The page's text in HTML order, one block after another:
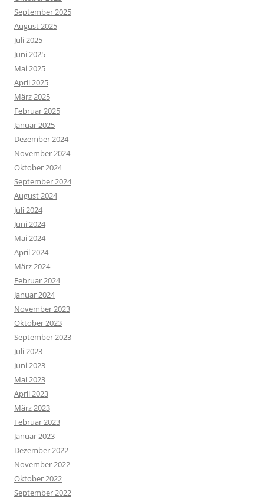
September 2025
August 2025
Juli 2025
Juni 2025
Mai 2025
April 2025
März 2025
Februar 2025
Januar 2025
Dezember 2024
November 2024
Oktober 2024
September 2024
August 2024
Juli 2024
Juni 2024
Mai 2024
April 2024
März 2024
Februar 2024
Januar 2024
November 2023
Oktober 2023
September 2023
Juli 2023
Juni 2023
Mai 2023
April 2023
März 2023
Februar 2023
Januar 2023
Dezember 2022
November 2022
Oktober 2022
September 2022